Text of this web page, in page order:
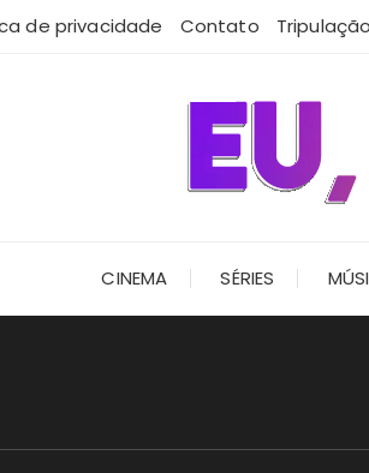
de privacidade Contato
CINEMA SÉRIES